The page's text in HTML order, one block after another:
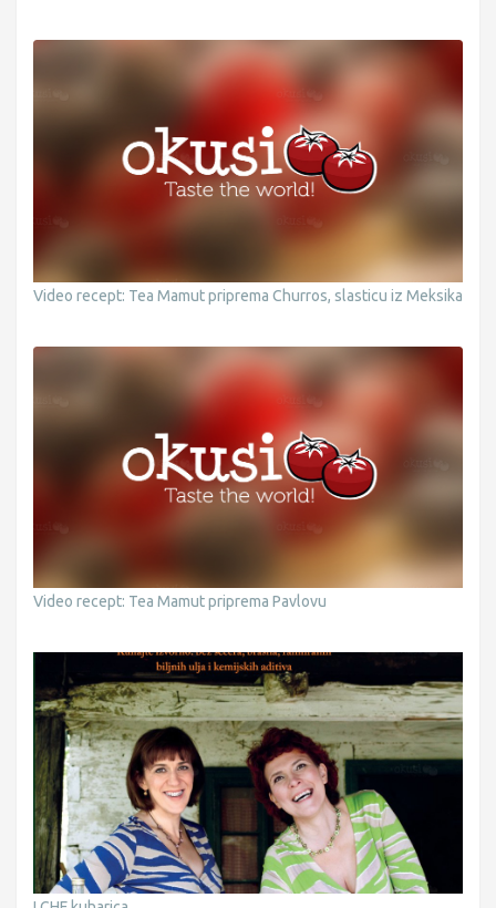
Video recept: Tea Mamut priprema Churros, slasticu iz Meksika
Video recept: Tea Mamut priprema Pavlovu